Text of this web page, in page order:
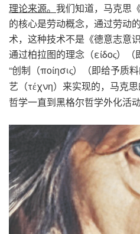
理论来源。 我们知道，马克思
的核心是劳动概念，通过劳动
术，这种技术不是《德意志意
通过柏拉图的理念（είδος）（
“创制（ποίησις）（即给予质
艺（τέχνη）来实现的，马克
哲学一直到黑格尔哲学外化活